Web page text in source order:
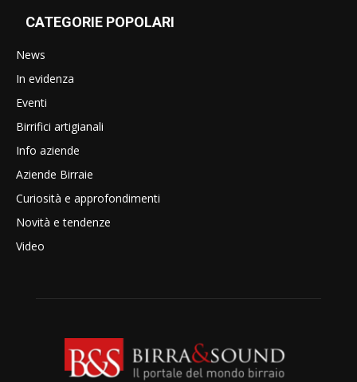
CATEGORIE POPOLARI
News
In evidenza
Eventi
Birrifici artigianali
Info aziende
Aziende Birraie
Curiosità e approfondimenti
Novità e tendenze
Video